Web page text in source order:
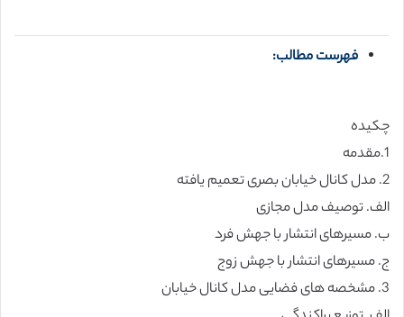
فهرست مطالب:
چکیده
1.مقدمه
2. مدل کانال خیابان بصری تعمیم یافته
الف. توصیف مدل مجازی
ب. مسیرهای انتشار با جهش فرد
ج. مسیرهای انتشار با جهش زوج
3. مشخصه های فضایی مدل کانال خیابان